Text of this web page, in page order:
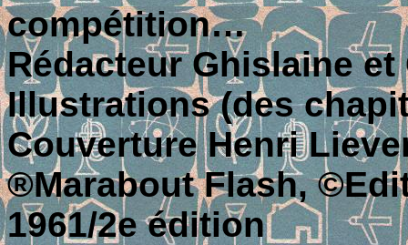
compétition…
Rédacteur Ghislaine
Illustrations (des
Couverture Henri
®Marabout Flash,
1961/2e édition